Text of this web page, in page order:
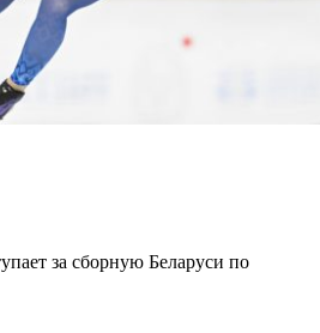
за сборную Беларуси по